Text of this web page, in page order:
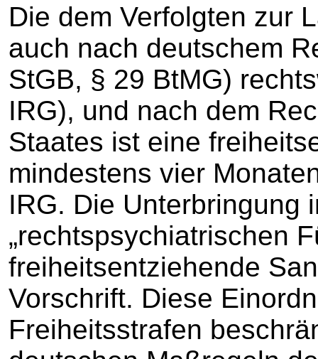
Die dem Verfolgten zur
auch nach deutschem
StGB, § 29 BtMG)
IRG), und nach dem
Staates ist eine
mindestens vier
IRG. Die Unterbringung
„rechtspsychiatrischen
freiheitsentziehende
Vorschrift. Diese
Freiheitsstrafen